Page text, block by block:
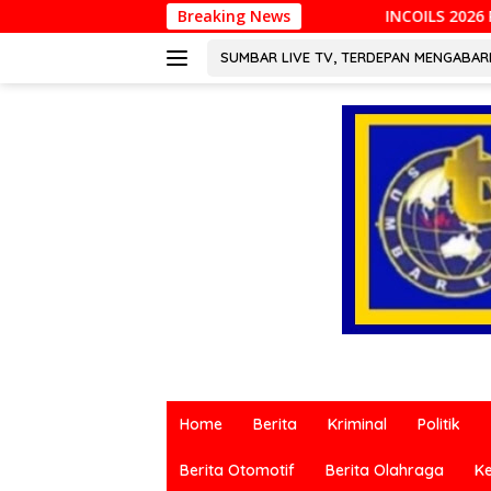
ke
Breaking News
INCOILS 2026 Resmi Digelar di Padang,
SUMBAR LIVE TV, TERDEPAN
terkini
berbagai
Home Berita Kriminal Politik
Berita Otomotif Berita Olahraga